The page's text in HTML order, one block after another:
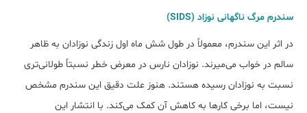
سندرم مرگ ناگهانی نوزاد (SIDS)
در اثر این سندرم، معمولاً در طول شش ماه اول زندگی نوزادان به ظاهر
سالم در خواب می‌میرند. نوزادان نارس در معرض خطر نسبتاً طولانی‌تری
نسبت به نوزادان رسیده هستند. هنوز علت دقیق این سندرم مشخص
نیست، اما برخی کارها به کاهش آن کمک می‌کند. با انتشار این